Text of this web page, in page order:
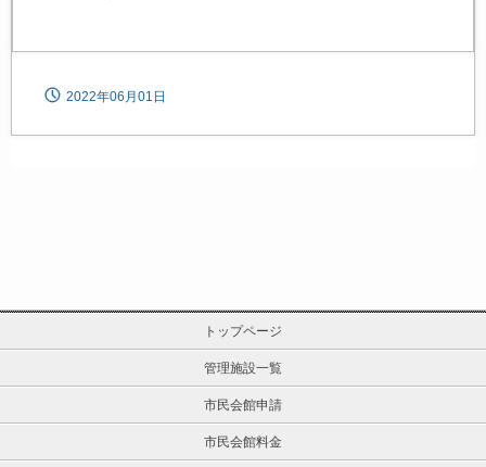
2022年06月01日
トップページ
管理施設一覧
市民会館申請
市民会館料金